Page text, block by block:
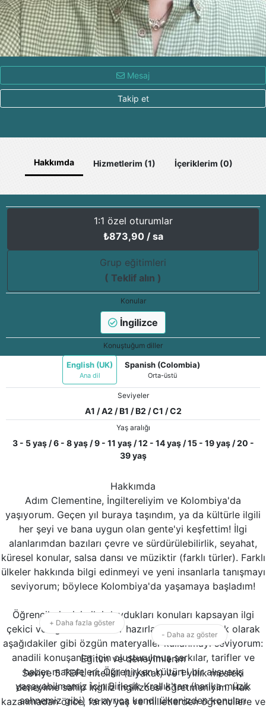
Mesaj
Takip et
Hakkımda Hizmetlerim (1) İçeriklerim (0)
1:1 özel oturumlar
₺873,90/ sa
Grup eğitimleri
( Teklif alın )
Konular
İngilizce
Konuştuğum diller
English (UK)
Ana dil
Spanish (Colombia)
Orta-üstü
Seviyeler
A1 / A2 / B1 / B2 / C1 / C2
Yaş aralığı
3 - 5 yaş / 6 - 8 yaş / 9 - 11 yaş / 12 - 14 yaş / 15 - 19 yaş / 20 -
39 yaş
Hakkımda
Adım Clementine, İngiltereliyim ve Kolombiya'da
yaşıyorum. Geçen yıl buraya taşındım, ya da kültürle ilgili
her şeyi ve bana uygun olan gente'yi keşfettim! İlgi
alanlarımdan bazıları çevre ve sürdürülebilirlik, seyahat,
küresel konular, salsa dansı ve müziktir (farklı türler). Farklı
ülkeler hakkında bilgi edinmeyi ve yeni insanlarla tanışmayı
seviyorum; böylece Kolombiya'da yaşamaya başladım!
Öğrencilerim için ilgi duydukları konuları kapsayan ilgi
çekici ve eğlenceli dersler hazırlamayı ve buna ek olarak
aşağıdakiler gibi özgün materyaller kullanmayı seviyorum:
anadili konuşanlar için oluşturulmuş şarkılar, tarifler ve
haber makaleleri. Öğrenirken kültürel bir alışveriş
yaşayabilmemiz için Birleşik Krallık'tan (harika müzik
sahnemiz gibi) ve ayrıca kendi ülkenizden konuları
+ Daha fazla göster
- Daha az göster
Eğitim ve deneyimlerim
Seviye 5 TEFL nitelikli (Liyakat) ve 1 yıllık mesleki
deneyime sahip İngiliz İngilizcesi öğretmeniyim. Hak
kazanmadan önce, farklı yaş ve milletlerden öğrencilere ve